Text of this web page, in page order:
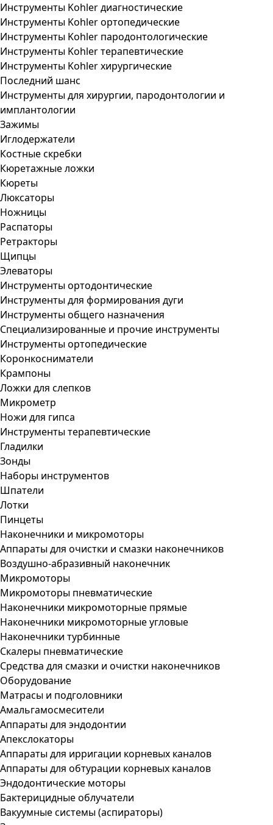
Инструменты Kohler диагностические
Инструменты Kohler ортопедические
Инструменты Kohler пародонтологические
Инструменты Kohler терапевтические
Инструменты Kohler хирургические
Последний шанс
Инструменты для хирургии, пародонтологии и
имплантологии
Зажимы
Иглодержатели
Костные скребки
Кюретажные ложки
Кюреты
Люксаторы
Ножницы
Распаторы
Ретракторы
Щипцы
Элеваторы
Инструменты ортодонтические
Инструменты для формирования дуги
Инструменты общего назначения
Специализированные и прочие инструменты
Инструменты ортопедические
Коронкосниматели
Крампоны
Ложки для слепков
Микрометр
Ножи для гипса
Инструменты терапевтические
Гладилки
Зонды
Наборы инструментов
Шпатели
Лотки
Пинцеты
Наконечники и микромоторы
Аппараты для очистки и смазки наконечников
Воздушно-абразивный наконечник
Микромоторы
Микромоторы пневматические
Наконечники микромоторные прямые
Наконечники микромоторные угловые
Наконечники турбинные
Скалеры пневматические
Средства для смазки и очистки наконечников
Оборудование
Матрасы и подголовники
Амальгамосмесители
Аппараты для эндодонтии
Апекслокаторы
Аппараты для ирригации корневых каналов
Аппараты для обтурации корневых каналов
Эндодонтические моторы
Бактерицидные облучатели
Вакуумные системы (аспираторы)